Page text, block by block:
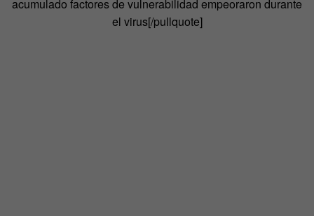
acumulado factores de vulnerabilidad empeoraron durante
el virus[/pullquote]